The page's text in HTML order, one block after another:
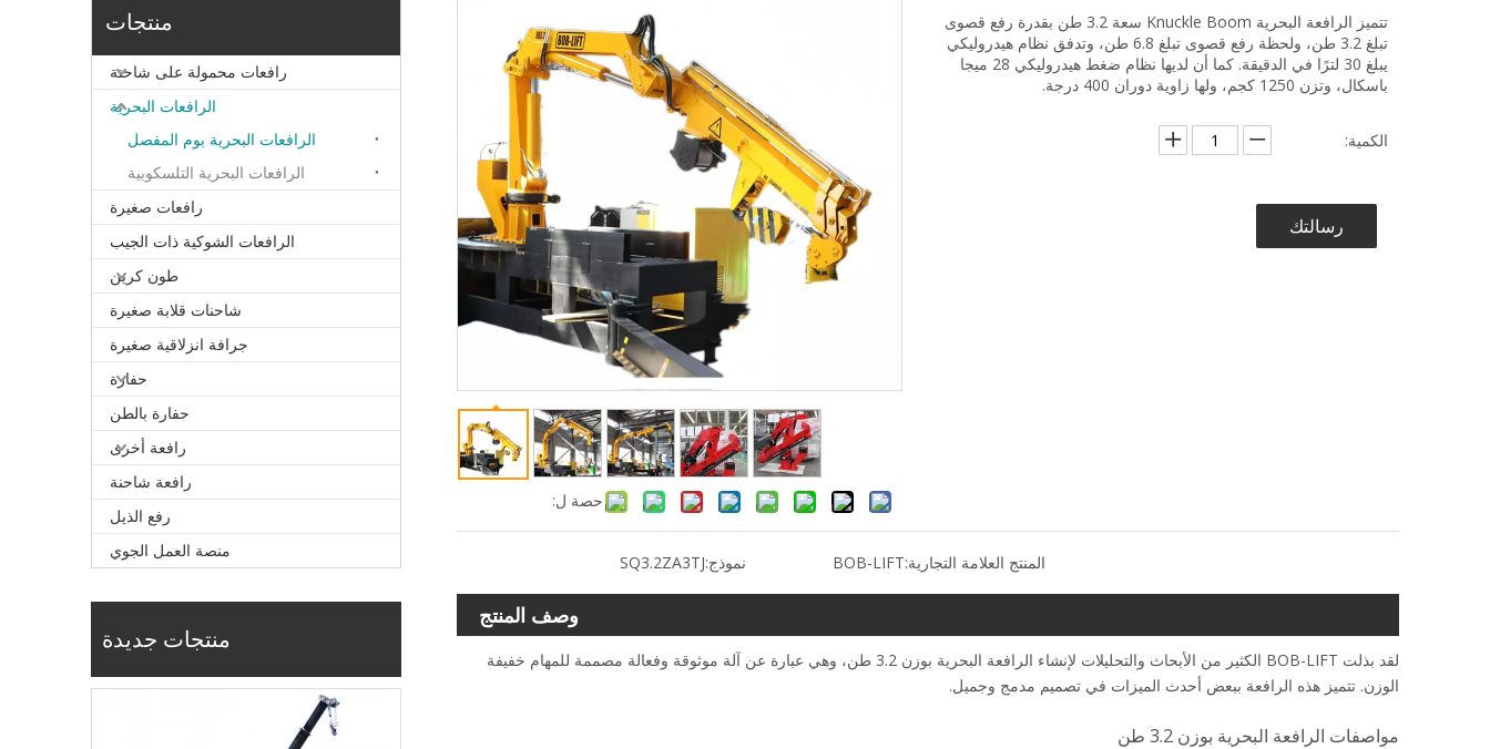
منتجات
رافعات محمولة على شاحنة
الرافعات البحرية
الرافعات البحرية بوم المفصل
الرافعات البحرية التلسكوبية
رافعات صغيرة
الرافعات الشوكية ذات الجيب
طون كرين
شاحنات قلابة صغيرة
جرافة انزلاقية صغيرة
حفارة
حفارة بالطن
رافعة أخرى
رافعة شاحنة
رفع الذيل
منصة العمل الجوي
منتجات جديدة
حصة ل:
تتميز الرافعة البحرية Knuckle Boom سعة 3.2 طن بقدرة رفع قصوى
تبلغ 3.2 طن، ولحظة رفع قصوى تبلغ 6.8 طن، وتدفق نظام هيدروليكي
يبلغ 30 لترًا في الدقيقة. كما أن لديها نظام ضغط هيدروليكي 28 ميجا
باسكال، وتزن 1250 كجم، ولها زاوية دوران 400 درجة.
الكمية:
رسالتك
نموذج:SQ3.2ZA3TJ المنتج العلامة التجارية:BOB-LIFT
وصف المنتج
لقد بذلت BOB-LIFT الكثير من الأبحاث والتحليلات لإنشاء الرافعة البحرية بوزن 3.2 طن، وهي عبارة عن آلة موثوقة وفعالة مصممة للمهام خفيفة
الوزن. تتميز هذه الرافعة ببعض أحدث الميزات في تصميم مدمج وجميل.
مواصفات الرافعة البحرية بوزن 3.2 طن